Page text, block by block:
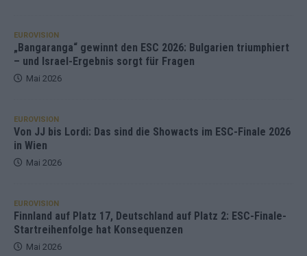
EUROVISION
„Bangaranga“ gewinnt den ESC 2026: Bulgarien triumphiert
– und Israel-Ergebnis sorgt für Fragen
Mai 2026
EUROVISION
Von JJ bis Lordi: Das sind die Showacts im ESC-Finale 2026
in Wien
Mai 2026
EUROVISION
Finnland auf Platz 17, Deutschland auf Platz 2: ESC-Finale-
Startreihenfolge hat Konsequenzen
Mai 2026